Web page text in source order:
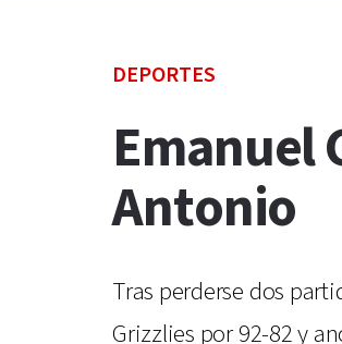
DEPORTES
Emanuel
Antonio
Tras perderse dos
Grizzlies por 92-82 y